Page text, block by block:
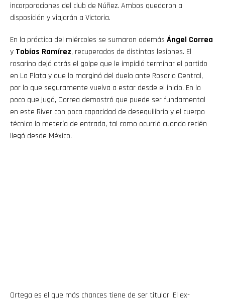
incorporaciones del club de Núñez. Ambos quedaron a
disposición y viajarán a Victoria.
En la práctica del miércoles se sumaron además Ángel Correa
y Tobías Ramírez, recuperados de distintas lesiones. El
rosarino dejó atrás el golpe que le impidió terminar el partido
en La Plata y que lo marginó del duelo ante Rosario Central,
por lo que seguramente vuelva a estar desde el inicio. En lo
poco que jugó, Correa demostró que puede ser fundamental
en este River con poca capacidad de desequilibrio y el cuerpo
técnico lo metería de entrada, tal como ocurrió cuando recién
llegó desde México.
Ortega es el que más chances tiene de ser titular. El ex-